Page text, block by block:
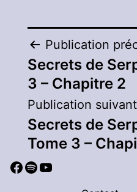
Navigation
de
l’article
Publication
Secrets de
3 – Chapitre 2
Publication
Secrets de
Tome 3 –
Facebook
Spotify
YouTube